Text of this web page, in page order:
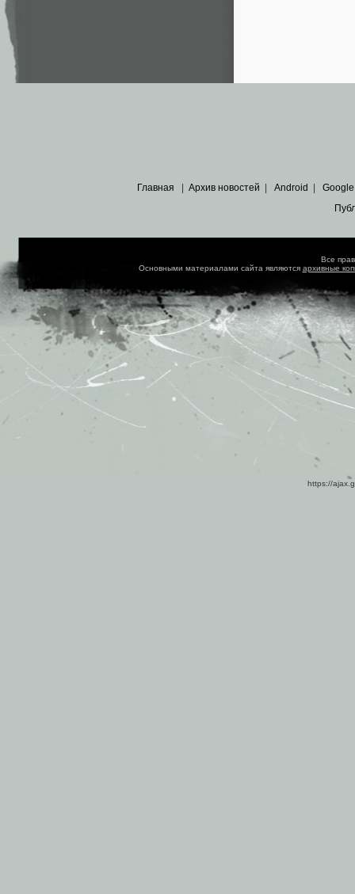
Главная Архив новостей Android Google
Все
Основными материалами сайта являются архивные
https://